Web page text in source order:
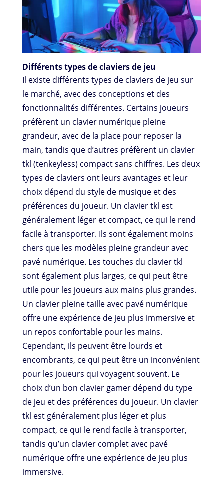
Différents types de claviers de jeu
Il existe différents types de claviers de jeu sur
le marché, avec des conceptions et des
fonctionnalités différentes. Certains joueurs
préfèrent un clavier numérique pleine
grandeur, avec de la place pour reposer la
main, tandis que d’autres préfèrent un clavier
tkl (tenkeyless) compact sans chiffres. Les deux
types de claviers ont leurs avantages et leur
choix dépend du style de musique et des
préférences du joueur. Un clavier tkl est
généralement léger et compact, ce qui le rend
facile à transporter. Ils sont également moins
chers que les modèles pleine grandeur avec
pavé numérique. Les touches du clavier tkl
sont également plus larges, ce qui peut être
utile pour les joueurs aux mains plus grandes.
Un clavier pleine taille avec pavé numérique
offre une expérience de jeu plus immersive et
un repos confortable pour les mains.
Cependant, ils peuvent être lourds et
encombrants, ce qui peut être un inconvénient
pour les joueurs qui voyagent souvent. Le
choix d’un bon clavier gamer dépend du type
de jeu et des préférences du joueur. Un clavier
tkl est généralement plus léger et plus
compact, ce qui le rend facile à transporter,
tandis qu’un clavier complet avec pavé
numérique offre une expérience de jeu plus
immersive.